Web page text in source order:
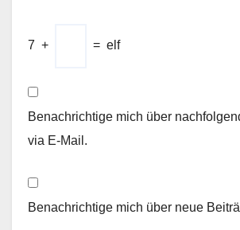
7 + = elf
Benachrichtige mich über
via E-Mail.
Benachrichtige mich über neue